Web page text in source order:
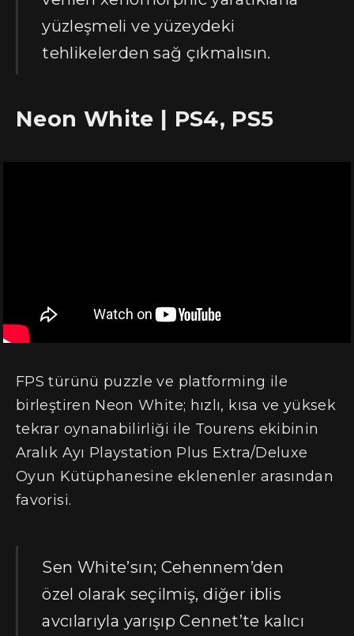
yüzleşmeli ve yüzeydeki
tehlikelerden sağ çıkmalısın.
Neon White | PS4, PS5
FPS türünü puzzle ve platforming ile
birleştiren Neon White; hızlı, kısa ve yüksek
tekrar oynanabilirliği ile Tourens ekibinin
Aralık Ayı Playstation Plus Extra/Deluxe
Oyun Kütüphanesine eklenenler arasından
favorisi.
Sen White’sın; Cehennem’den
özel olarak seçilmiş, diğer iblis
avcılarıyla yarışıp Cennet’te kalıcı